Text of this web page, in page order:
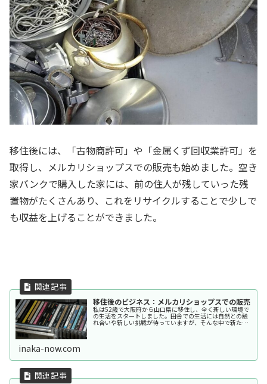
移住後には、「古物商許可」や「金属くず回収業許可」を
取得し、メルカリショップスでの販売も始めました。空き
家バンクで購入した家には、前の住人が残していった残
置物がたくさんあり、これをリサイクルすることで少しで
も収益を上げることができました。
移住後のビジネス：メルカリショップスでの販売
私は52歳で大阪府から山口県に移住し、全く新しい環境で
の生活をスタートしました。田舎での生活には自然との触
れ合いや新しい挑戦が待っていますが、そんな中で新たに
inaka-now.com